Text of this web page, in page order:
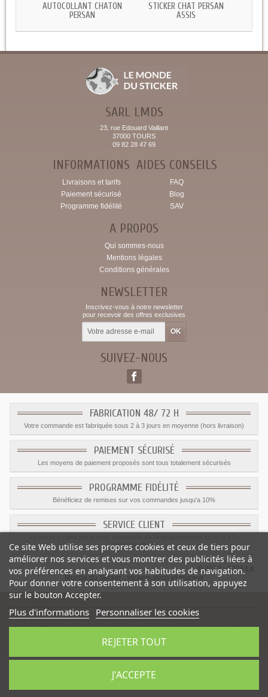
AUTOCOLLANT CHATON
PERSAN
STICKER CHAT PERSAN
ASSIS
SARL LMDS
23, rue Edouard Vaillant
37000 TOURS
09 82 28 47 69
INFORMATIONS
Livraisons et tarifs
Paiement sécurisé
Programme fidélité
AIDES CONSEILS
FAQ
Blog
SAV
A PROPOS
Qui sommes-nous
Mentions légales
Conditions générales
NEWSLETTER
Inscrivez-vous à notre newsletter
pour recevoir des offres exclusives
SUIVEZ-NOUS
FABRICATION 48/ 72 H
Votre commande est fabriquée sous 2 à 3 jours en moyenne (hors livraison)
PAIEMENT SÉCURISÉ
Les moyens de paiement proposés sont tous totalement sécurisés
PROGRAMME FIDÉLITÉ
Bénéficiez de remises sur vos commandes jusqu'a 10%
SERVICE CLIENT
09.82.28.47.69.
© 2012 - 2026 Le
Monde du Sticker :
stickers déco et muraux
Sticker Chat maine coon allongé-Catégorie:Sticker Chat-Prix:
1.55€
Ce site Web utilise ses propres cookies et ceux de tiers pour
améliorer nos services et vous montrer des publicités liées à
vos préférences en analysant vos habitudes de navigation.
Pour donner votre consentement à son utilisation, appuyez
sur le bouton Accepter.
Plus d'informations Personnaliser les cookies
REJETER TOUT
J'ACCEPTE